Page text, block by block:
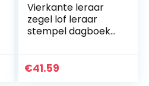
Vierkante leraar
zegel lof leraar
stempel dagboek
schattig
€41.59